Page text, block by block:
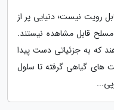
رویت نیست؛ دنیایی پر از
قابل مشاهده نیستند.
که به جزئیاتی دست پیدا
های گیاهی گرفته تا سلول